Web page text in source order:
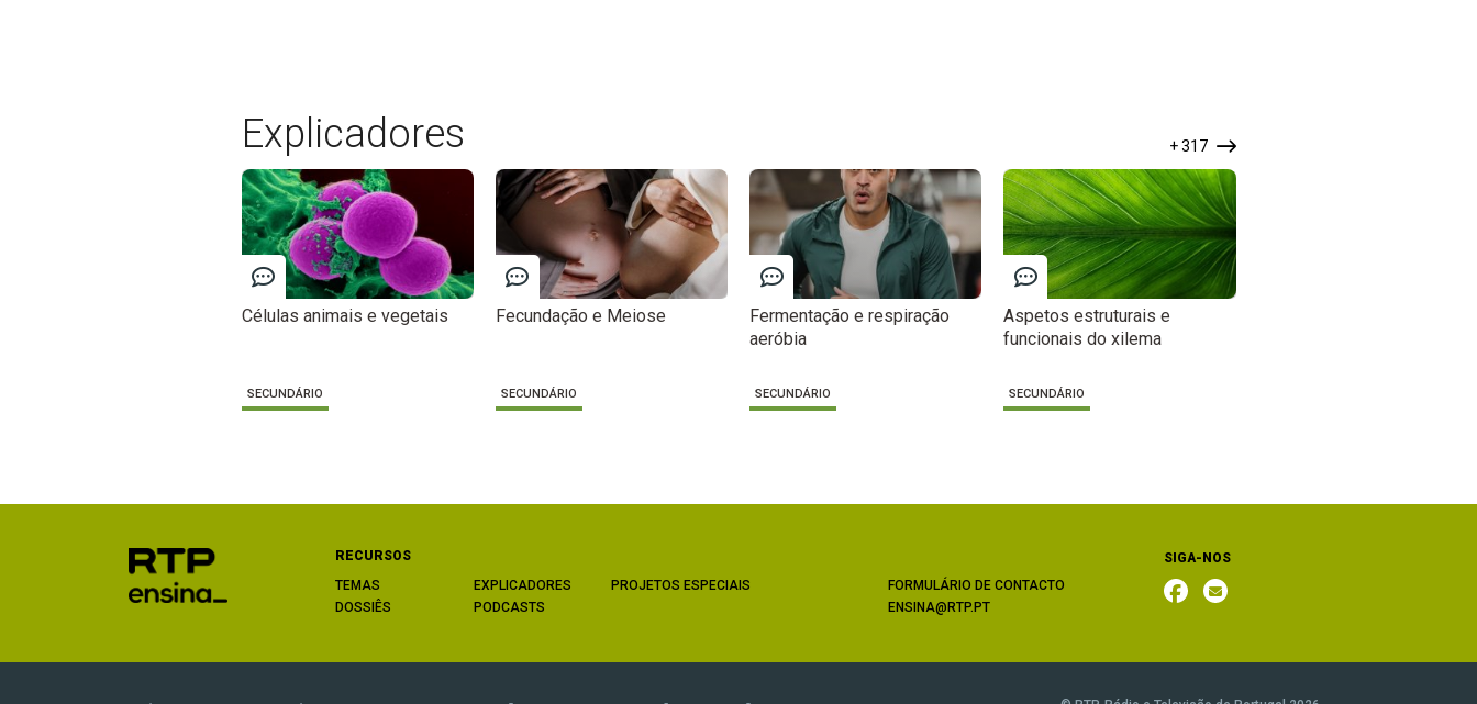
Explicadores + 317
Células animais e vegetais
SECUNDÁRIO
Fecundação e Meiose
SECUNDÁRIO
Fermentação e respiração
aeróbia
SECUNDÁRIO
Aspetos estruturais e
funcionais do xilema
SECUNDÁRIO
RECURSOS
TEMAS
DOSSIÊS
EXPLICADORES
PODCASTS
PROJETOS ESPECIAIS
FORMULÁRIO DE CONTACTO
ENSINA@RTP.PT
SIGA-NOS